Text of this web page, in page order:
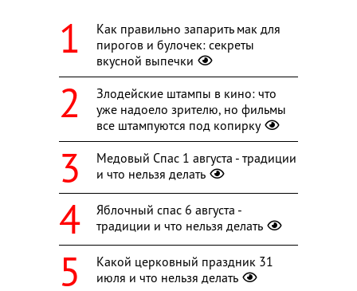
Как правильно запарить мак для
пирогов и булочек: секреты
вкусной выпечки
Злодейские штампы в кино: что
уже надоело зрителю, но фильмы
все штампуются под копирку
Медовый Спас 1 августа - традиции
и что нельзя делать
Яблочный спас 6 августа -
традиции и что нельзя делать
Какой церковный праздник 31
июля и что нельзя делать